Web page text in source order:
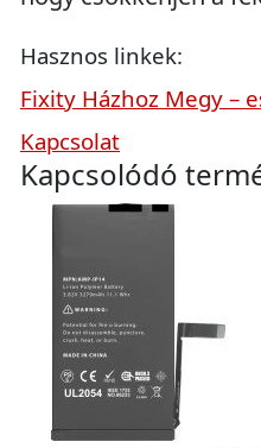
Hasznos linkek:
Fixity Házhoz Megy –
Kapcsolat
Kapcsolódó